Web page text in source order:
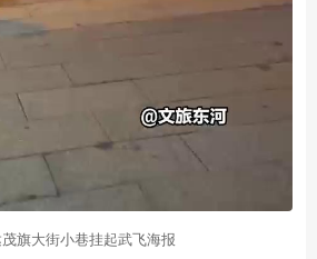
旗大街小巷挂起武飞海报